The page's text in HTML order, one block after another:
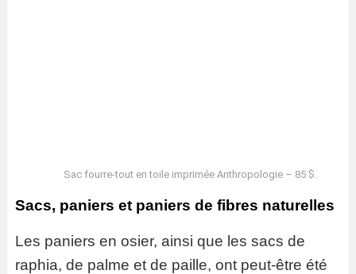
Sac fourre-tout en toile imprimée Anthropologie – 85 $.
Sacs, paniers et paniers de fibres naturelles
Les paniers en osier, ainsi que les sacs de
raphia, de palme et de paille, ont peut-être été